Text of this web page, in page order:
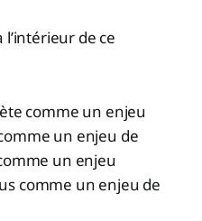
de ce
comme un enjeu
un enjeu de
un enjeu
comme un enjeu de